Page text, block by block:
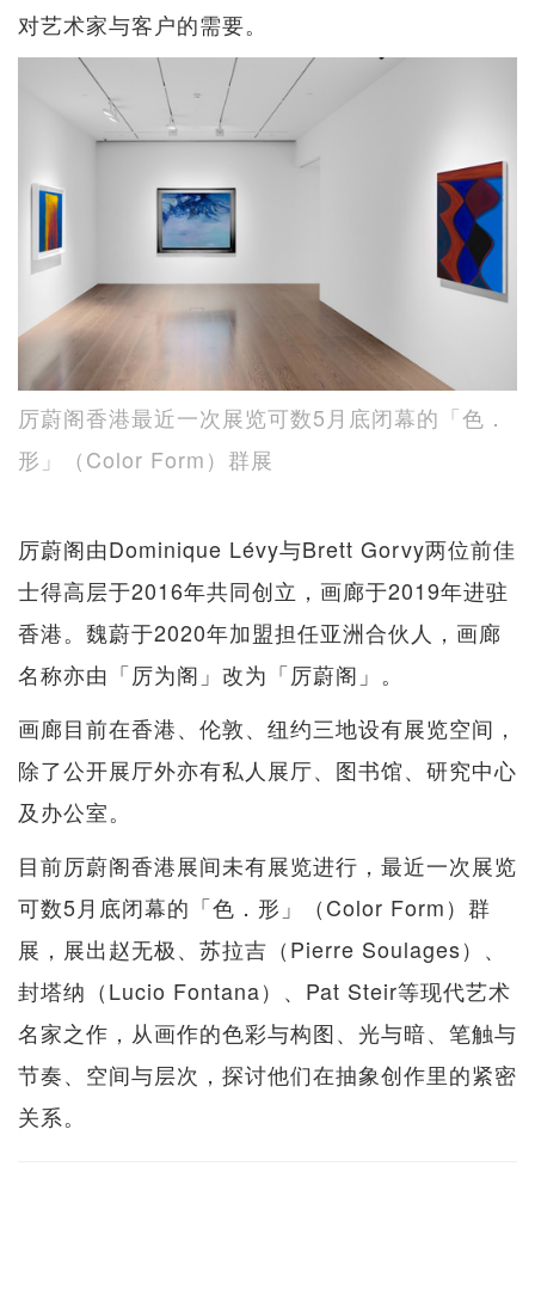
对艺术家与客户的需要。
厉蔚阁香港最近一次展览可数5月底闭幕的「色．
形」（Color Form）群展
厉蔚阁由Dominique Lévy与Brett Gorvy两位前佳
士得高层于2016年共同创立，画廊于2019年进驻
香港。魏蔚于2020年加盟担任亚洲合伙人，画廊
名称亦由「厉为阁」改为「厉蔚阁」。
画廊目前在香港、伦敦、纽约三地设有展览空间，
除了公开展厅外亦有私人展厅、图书馆、研究中心
及办公室。
目前厉蔚阁香港展间未有展览进行，最近一次展览
可数5月底闭幕的「色．形」（Color Form）群
展，展出赵无极、苏拉吉（Pierre Soulages）、
封塔纳（Lucio Fontana）、Pat Steir等现代艺术
名家之作，从画作的色彩与构图、光与暗、笔触与
节奏、空间与层次，探讨他们在抽象创作里的紧密
关系。